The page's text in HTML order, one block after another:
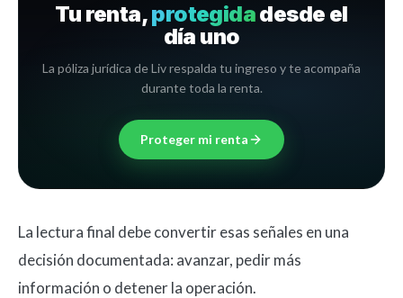
Tu renta,protegidadesde el
día uno
La póliza jurídica de Liv respalda tu ingreso y te acompaña
durante toda la renta.
Proteger mi renta
La lectura final debe convertir esas señales en una
decisión documentada: avanzar, pedir más
información o detener la operación.